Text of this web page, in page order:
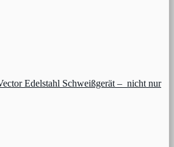
Edelstahl Schweißgerät – nicht nur